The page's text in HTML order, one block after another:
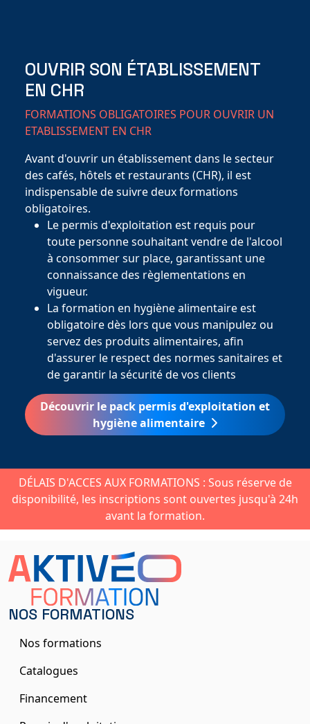
OUVRIR SON ÉTABLISSEMENT
EN CHR
FORMATIONS OBLIGATOIRES POUR OUVRIR UN
ETABLISSEMENT EN CHR
Avant d'ouvrir un établissement dans le secteur
des cafés, hôtels et restaurants (CHR), il est
indispensable de suivre deux formations
obligatoires.
Le permis d'exploitation est requis pour
toute personne souhaitant vendre de l'alcool
à consommer sur place, garantissant une
connaissance des règlementations en
vigueur.
La formation en hygiène alimentaire est
obligatoire dès lors que vous manipulez ou
servez des produits alimentaires, afin
d'assurer le respect des normes sanitaires et
de garantir la sécurité de vos clients
Découvrir le pack permis d'exploitation et
hygiène alimentaire
DÉLAIS D'ACCES AUX FORMATIONS : Sous réserve de
disponibilité, les inscriptions sont ouvertes jusqu'à 24h
avant la formation.
NOS FORMATIONS
Nos formations
Catalogues
Financement